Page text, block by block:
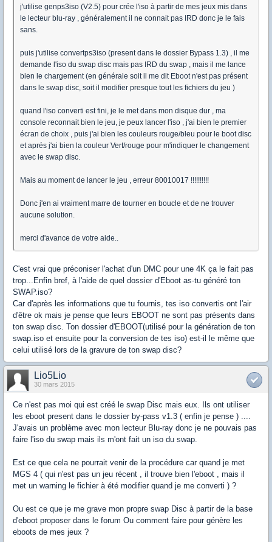
j'utilise genps3iso (V2.5) pour crée l'iso à partir de mes jeux mis dans
le lecteur blu-ray , généralement il ne connait pas IRD donc je le fais
sans.
puis j'utilise convertps3iso (present dans le dossier Bypass 1.3) , il me
demande l'iso du swap disc mais pas IRD du swap , mais il me lance
bien le chargement (en générale soit il me dit Eboot n'est pas présent
dans le swap disc, soit il modifier presque tout les fichiers du jeu )
quand l'iso converti est fini, je le met dans mon disque dur , ma
console reconnait bien le jeu, je peux lancer l'iso , j'ai bien le premier
écran de choix , puis j'ai bien les couleurs rouge/bleu pour le boot disc
et aprés j'ai bien la couleur Vert/rouge pour m'indiquer le changement
avec le swap disc.
Mais au moment de lancer le jeu , erreur 80010017 !!!!!!!!!!
Donc j'en ai vraiment marre de tourner en boucle et de ne trouver
aucune solution.
merci d'avance de votre aide..
C'est vrai que préconiser l'achat d'un DMC pour une 4K ça le fait pas
trop...Enfin bref, à l'aide de quel dossier d'Eboot as-tu généré ton
SWAP.iso?
Car d'après les informations que tu fournis, tes iso convertis ont l'air
d'être ok mais je pense que leurs EBOOT ne sont pas présents dans
ton swap disc. Ton dossier d'EBOOT(utilisé pour la génération de ton
swap.iso et ensuite pour la conversion de tes iso) est-il le même que
celui utilisé lors de la gravure de ton swap disc?
Lio5Lio
30 mars 2015
Ce n'est pas moi qui est créé le swap Disc mais eux. Ils ont utiliser
les eboot present dans le dossier by-pass v1.3 ( enfin je pense ) ....
J'avais un problème avec mon lecteur Blu-ray donc je ne pouvais pas
faire l'iso du swap mais ils m'ont fait un iso du swap.
Est ce que cela ne pourrait venir de la procédure car quand je met
MGS 4 ( qui n'est pas un jeu récent , il trouve bien l'eboot , mais il
met un warning le fichier à été modifier quand je me converti ) ?
Ou est ce que je me grave mon propre swap Disc à partir de la base
d'eboot proposer dans le forum Ou comment faire pour génère les
eboots de mes jeux ?